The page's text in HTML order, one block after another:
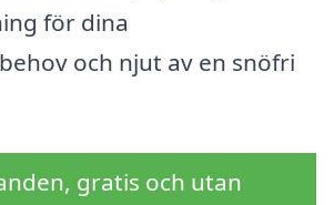
för dina
och njut av en snöfri
gratis och utan